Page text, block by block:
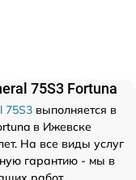
75S3 Fortuna
75S3 выполняется в
в Ижевске
На все виды услуг
гарантию - мы в